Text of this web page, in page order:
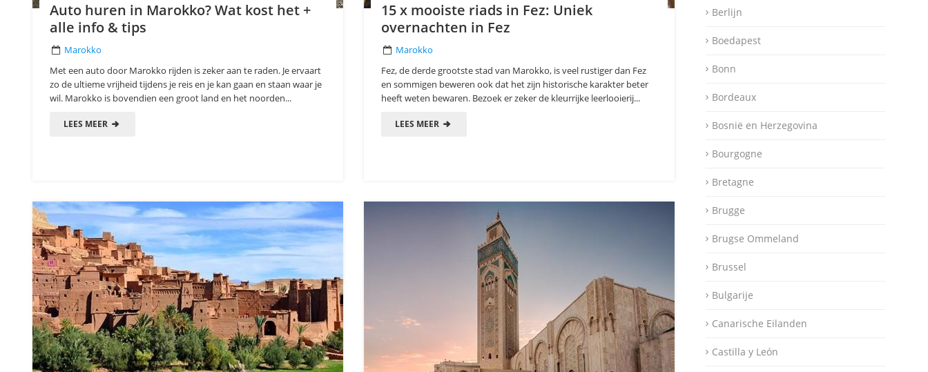
Auto huren in Marokko? Wat kost het +
alle info & tips
Marokko
Met een auto door Marokko rijden is zeker aan te raden. Je ervaart
zo de ultieme vrijheid tijdens je reis en je kan gaan en staan waar je
wil. Marokko is bovendien een groot land en het noorden...
LEES MEER
15 x mooiste riads in Fez: Uniek
overnachten in Fez
Marokko
Fez, de derde grootste stad van Marokko, is veel rustiger dan Fez
en sommigen beweren ook dat het zijn historische karakter beter
heeft weten bewaren. Bezoek er zeker de kleurrijke leerlooierij...
LEES MEER
Berlijn
Boedapest
Bonn
Bordeaux
Bosnië en Herzegovina
Bourgogne
Bretagne
Brugge
Brugse Ommeland
Brussel
Bulgarije
Canarische Eilanden
Castilla y León